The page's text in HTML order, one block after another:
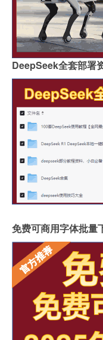
DeepSeek全套部署
免费可商用字体批量